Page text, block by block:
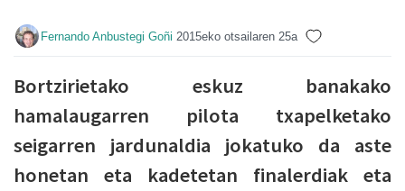
Fernando Anbustegi Goñi 2015eko otsailaren 25a
Bortzirietako eskuz banakako
hamalaugarren pilota txapelketako
seigarren jardunaldia jokatuko da aste
honetan eta kadetetan finalerdiak eta